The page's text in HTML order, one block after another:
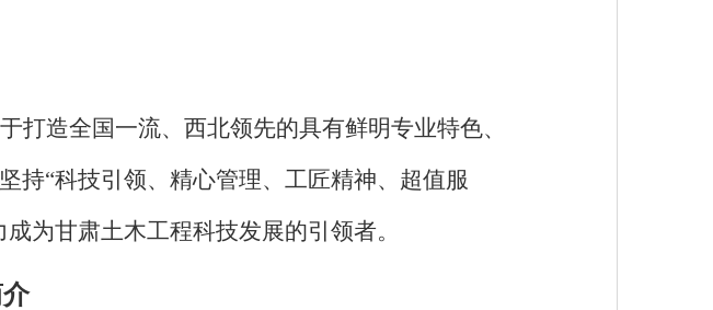
打造全国一流、西北领先的具有鲜明专业特色、
持“科技引领、精心管理、工匠精神、超值服
为甘肃土木工程科技发展的引领者。